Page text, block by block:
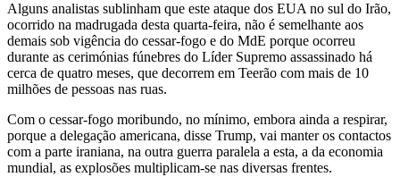
Alguns analistas sublinham que este ataque dos EUA no sul do Irão,
ocorrido na madrugada desta quarta-feira, não é semelhante aos
demais sob vigência do cessar-fogo e do MdE porque ocorreu
durante as cerimónias fúnebres do Líder Supremo assassinado há
cerca de quatro meses, que decorrem em Teerão com mais de 10
milhões de pessoas nas ruas.
Com o cessar-fogo moribundo, no mínimo, embora ainda a respirar,
porque a delegação americana, disse Trump, vai manter os contactos
com a parte iraniana, na outra guerra paralela a esta, a da economia
mundial, as explosões multiplicam-se nas diversas frentes.